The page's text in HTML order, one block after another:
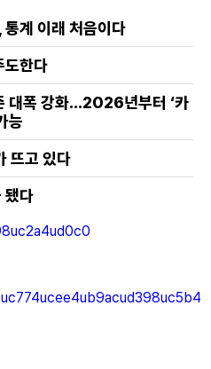
계 이래 처음이다
도한다
대폭 강화…2026년부터 ‘카
능
뜨고 있다
됐다